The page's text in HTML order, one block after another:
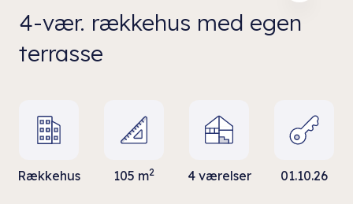
4-vær. rækkehus med egen
terrasse
Rækkehus 105 m2 4 værelser 01.10.26